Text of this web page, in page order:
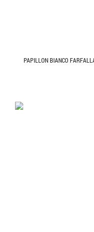
PAPILLON BIANCO